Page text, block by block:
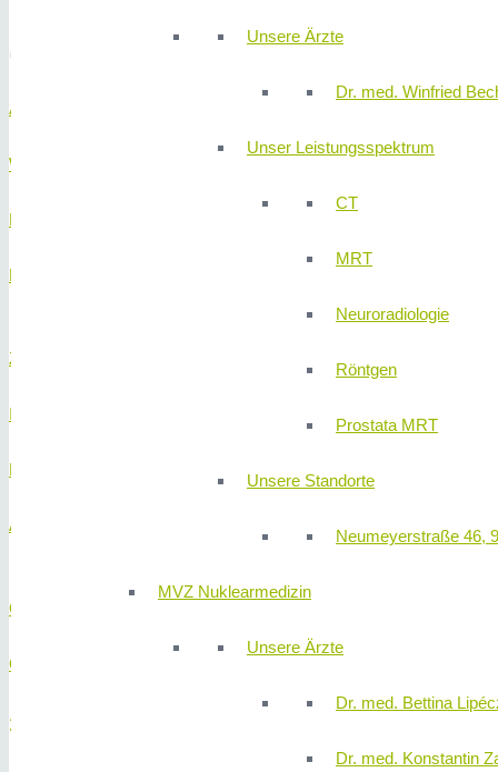
Unsere Ärzte
Dr. med. Winfried
Unser Leistungsspektrum
CT
MRT
Neuroradiologie
Röntgen
Prostata MRT
Unsere Standorte
Neumeyerstraße 46,
MVZ Nuklearmedizin
Unsere Ärzte
Dr. med. Bettina
Dr. med. Konstantin
Anmeldung
Wartebereich
Zweibettzimmer auf Station 1
Aufenthaltsraum für Patienten und Angehörige
OP-Neubau I - mit Reinluft-Klasse 1A
OP-Neubau II
KONTAKT &
310KLINIK Plastische Chirurgie